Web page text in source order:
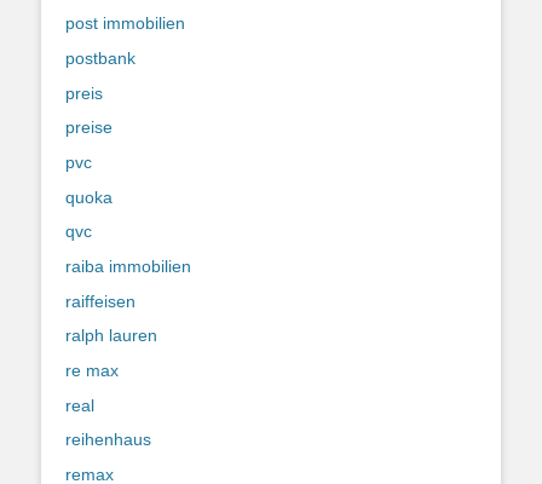
post immobilien
postbank
preis
preise
pvc
quoka
qvc
raiba immobilien
raiffeisen
ralph lauren
re max
real
reihenhaus
remax